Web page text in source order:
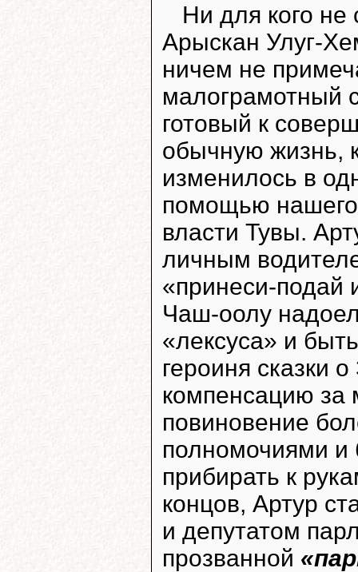
Ни для кого не
Арыскан Улуг-
ничем не
малограмотный
готовый к
обычную жизнь,
изменилось в
помощью
власти Тувы.
личным
«принеси-
Чаш-оолу
«лексуса» и
героиня сказки
компенсацию за
повиновение
полномочиями
прибирать к
концов, Артур
и депутатом
прозванной